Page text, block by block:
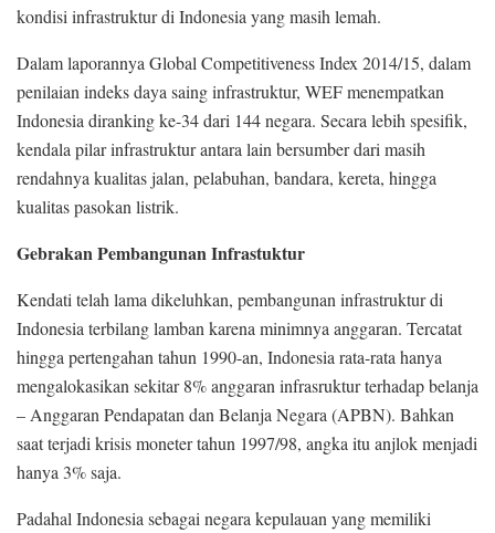
kondisi infrastruktur di Indonesia yang masih lemah.
Dalam laporannya Global Competitiveness Index 2014/15, dalam
penilaian indeks daya saing infrastruktur, WEF menempatkan
Indonesia diranking ke-34 dari 144 negara. Secara lebih spesifik,
kendala pilar infrastruktur antara lain bersumber dari masih
rendahnya kualitas jalan, pelabuhan, bandara, kereta, hingga
kualitas pasokan listrik.
Gebrakan Pembangunan Infrastuktur
Kendati telah lama dikeluhkan, pembangunan infrastruktur di
Indonesia terbilang lamban karena minimnya anggaran. Tercatat
hingga pertengahan tahun 1990-an, Indonesia rata-rata hanya
mengalokasikan sekitar 8% anggaran infrasruktur terhadap belanja
– Anggaran Pendapatan dan Belanja Negara (APBN). Bahkan
saat terjadi krisis moneter tahun 1997/98, angka itu anjlok menjadi
hanya 3% saja.
Padahal Indonesia sebagai negara kepulauan yang memiliki